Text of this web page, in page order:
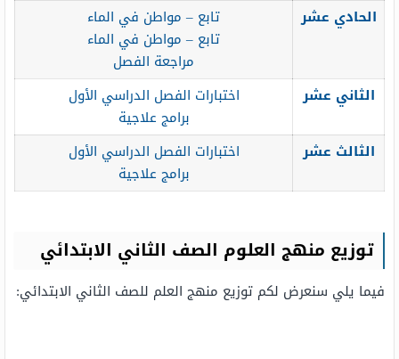
الحادي عشر
تابع – مواطن في الماء
تابع – مواطن في الماء
مراجعة الفصل
الثاني عشر
اختبارات الفصل الدراسي الأول
برامج علاجية
الثالث عشر
اختبارات الفصل الدراسي الأول
برامج علاجية
توزيع منهج العلوم الصف الثاني الابتدائي
فيما يلي سنعرض لكم توزيع منهج العلم للصف الثاني الابتدائي: